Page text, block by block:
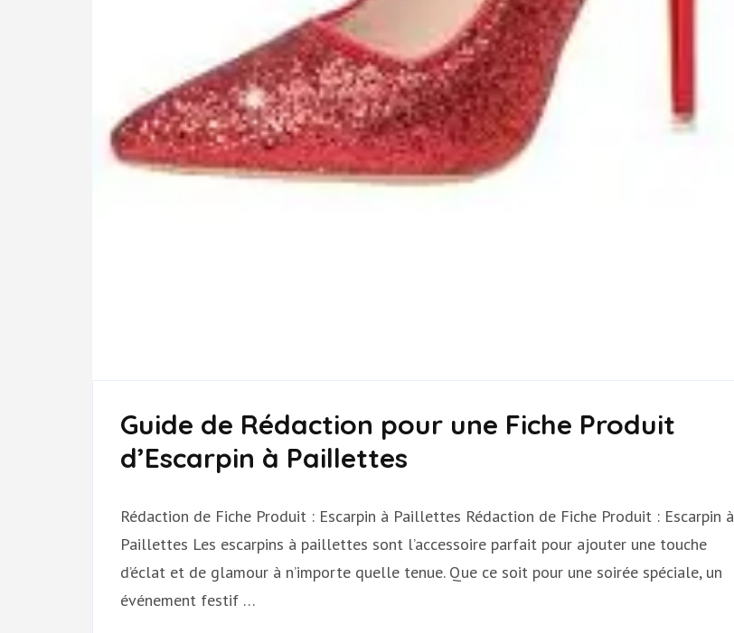
Guide de Rédaction pour une Fiche Produit
d’Escarpin à Paillettes
Rédaction de Fiche Produit : Escarpin à Paillettes Rédaction de Fiche Produit : Escarpin à
Paillettes Les escarpins à paillettes sont l’accessoire parfait pour ajouter une touche
d’éclat et de glamour à n’importe quelle tenue. Que ce soit pour une soirée spéciale, un
événement festif …